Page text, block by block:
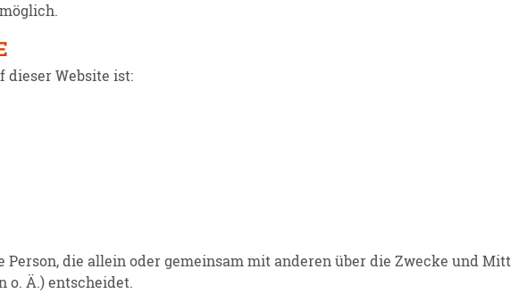
Website ist:
die allein oder gemeinsam mit anderen über die Zwecke und
o. Ä.) entscheidet.